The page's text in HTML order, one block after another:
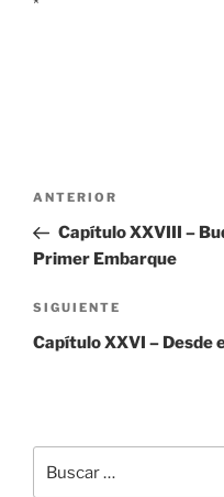
*
Navegación
entradas
Entrada
anterior:
ANTERIOR
Capítulo XXVIII –
Primer Embarque
Siguiente
entrada
SIGUIENTE
Capítulo XXVI – Desde
por: